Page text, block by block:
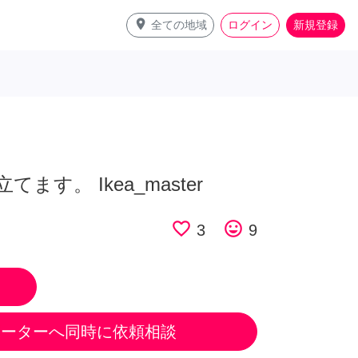
place 全ての地域 ログイン 新規登録
てます。 Ikea_master
favorite_border 3 tag_faces 9
ターへ同時に依頼相談